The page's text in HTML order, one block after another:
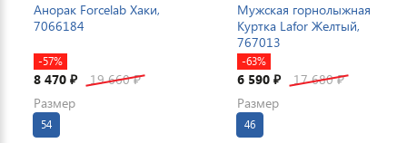
Анорак Forcelab Хаки,
7066184
-57%
8 470 ₽ 19 660₽
Размер
54
Мужская горнолыжная
Куртка Lafor Желтый,
767013
-63%
6 590 ₽ 17 680₽
Размер
46